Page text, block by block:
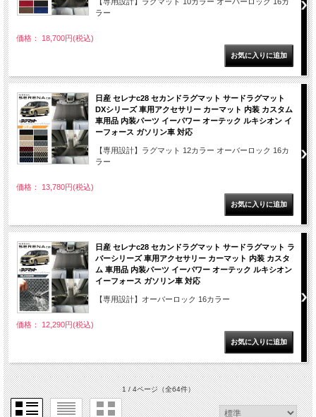
ラー
価格： 18,700円(税込)
日産 セレナc28 セカンドラグマット サードラグマット
DXシリーズ 車用アクセサリー カーマット 内装 カスタム
車用品 内装パーツ イーパワー オーテック ルキシオン イ
ーフォース ガソリン車 対応
【専用設計】ラグマット 12カラー オーバーロック 16カ
ラー
価格： 13,780円(税込)
日産 セレナc28 セカンドラグマット サードラグマット ラ
バーシリーズ 車用アクセサリー カーマット 内装 カスタ
ム 車用品 内装パーツ イーパワー オーテック ルキシオン
イーフォース ガソリン車 対応
【専用設計】オーバーロック 16カラー
価格： 12,290円(税込)
1 / 4ページ（全64件）